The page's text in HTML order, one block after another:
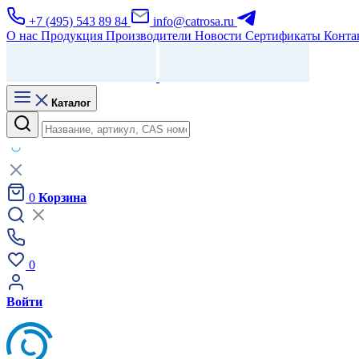
+7 (495) 543 89 84
info@catrosa.ru
О нас Продукция Производители Новости Сертификаты
Каталог
0 Корзина
0
Войти